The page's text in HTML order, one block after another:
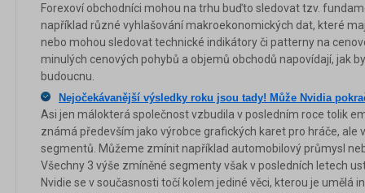
Forexoví obchodníci mohou na trhu buďto sledovat tzv.
například různé vyhlašování makroekonomických dat, které
nebo mohou sledovat technické indikátory či patterny na
minulých cenových pohybů a objemů obchodů napovídají, jak
budoucnu.
Nejočekávanější výsledky roku jsou tady! Může Nvidia
Asi jen málokterá společnost vzbudila v posledním roce tolik
známá především jako výrobce grafických karet pro hráče, ale
segmentů. Můžeme zmínit například automobilový průmysl
Všechny 3 výše zmíněné segmenty však v posledních letech
Nvidie se v současnosti točí kolem jediné věci, kterou je umělá